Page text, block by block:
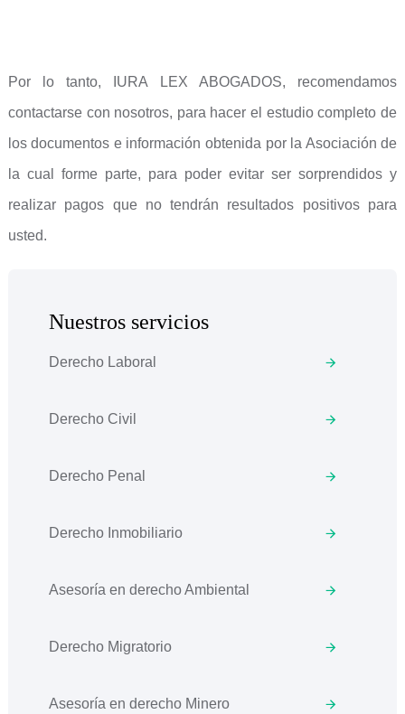
Por lo tanto, IURA LEX ABOGADOS, recomendamos
contactarse con nosotros, para hacer el estudio completo de
los documentos e información obtenida por la Asociación de
la cual forme parte, para poder evitar ser sorprendidos y
realizar pagos que no tendrán resultados positivos para
usted.
Nuestros servicios
Derecho Laboral
Derecho Civil
Derecho Penal
Derecho Inmobiliario
Asesoría en derecho Ambiental
Derecho Migratorio
Asesoría en derecho Minero